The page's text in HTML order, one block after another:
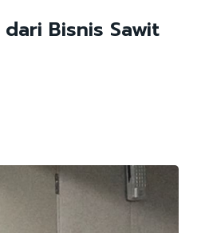
Bisnis Sawit